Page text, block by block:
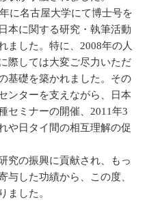
に名古屋大学にて博士号を
本に関する研究・執筆活動
ました。特に、2008年の人
際しては大変ご尽力いただ
基礎を築かれました。その
ンターを支えながら、日本
セミナーの開催、2011年3
や日タイ間の相互理解の促
究の振興に貢献され、もっ
与した功績から、この度、
ました。